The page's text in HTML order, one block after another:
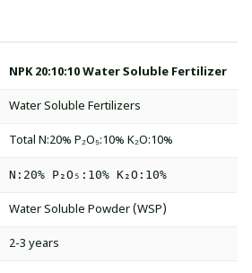
NPK 20:10:10 Water Soluble Fertilizer
Water Soluble Fertilizers
Total N:20% P₂O₅:10% K₂O:10%
N:20% P₂O₅:10% K₂O:10%
Water Soluble Powder (WSP)
2-3 years